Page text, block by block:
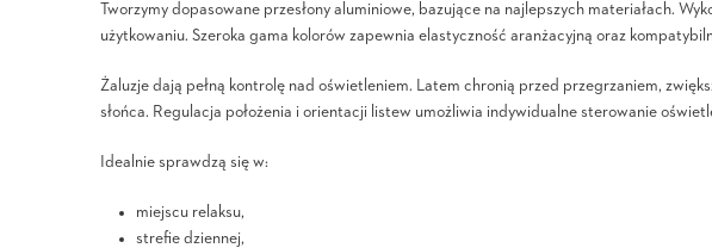
Tworzymy dopasowane przesłony aluminiowe, bazujące na najlepszych materiałach.
użytkowaniu. Szeroka gama kolorów zapewnia elastyczność aranżacyjną oraz
Żaluzje dają pełną kontrolę nad oświetleniem. Latem chronią przed przegrzaniem,
słońca. Regulacja położenia i orientacji listew umożliwia indywidualne sterowanie
Idealnie sprawdzą się w:
miejscu relaksu,
strefie dziennej,